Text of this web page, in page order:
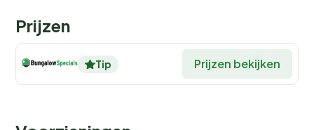
Prijzen
Tip Prijzen bekijken